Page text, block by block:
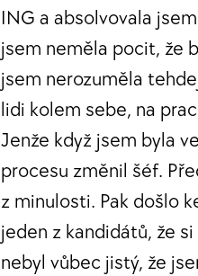
ING a absolvovala
jsem neměla pocit, že
jsem nerozuměla
lidi kolem sebe, na
Jenže když jsem byla
procesu změnil šéf.
z minulosti. Pak došlo
jeden z kandidátů, že
nebyl vůbec jistý, že